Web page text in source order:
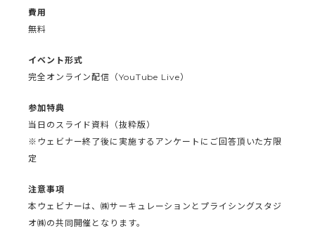
費用
無料
イベント形式
完全オンライン配信（YouTube Live）
参加特典
当日のスライド資料（抜粋版）
※ウェビナー終了後に実施するアンケートにご回答頂いた方限
定
注意事項
本ウェビナーは、㈱サーキュレーションとプライシングスタジ
オ㈱の共同開催となります。